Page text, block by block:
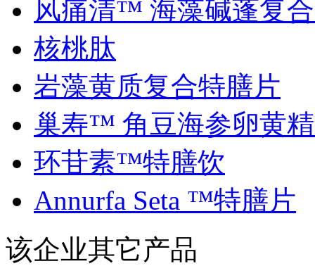
风痛清™ 海藻碱蓬复
核桃肽
岩藻黄质复合特膳片
巢寿™ 角豆海参卵黄
环苷素™特膳饮
Annurfa Seta ™特膳片
该企业其它产品